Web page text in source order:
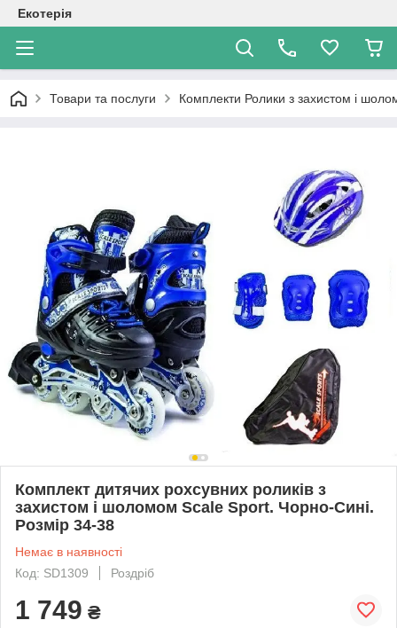
Екотерія
Товари та послуги Комплекти Ролики з захистом і
Комплект дитячих рохсувних роликів з
захистом і шоломом Scale Sport. Чорно-Сині.
Розмір 34-38
Немає в наявності
Код: SD1309
Роздріб
1 749 ₴